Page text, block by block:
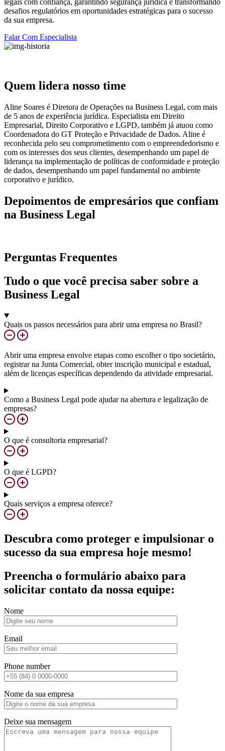
legais com confiança, garantindo segurança jurídica e transformando
desafios regulatórios em oportunidades estratégicas para o sucesso
da sua empresa.
Falar Com Especialista
Quem lidera nosso time
Aline Soares é Diretora de Operações na Business Legal, com mais
de 5 anos de experiência jurídica. Especialista em Direito
Empresarial, Direito Corporativo e LGPD, também já atuou como
Coordenadora do GT Proteção e Privacidade de Dados. Aline é
reconhecida pelo seu comprometimento com o empreendedorismo e
com os interesses dos seus clientes, desempenhando um papel de
liderança na implementação de políticas de conformidade e proteção
de dados, desempenhando um papel fundamental no ambiente
corporativo e jurídico.
Depoimentos de empresários que confiam
na Business Legal
Perguntas Frequentes
Tudo o que você precisa saber sobre a
Business Legal
Quais os passos necessários para abrir uma empresa no Brasil?
Abrir uma empresa envolve etapas como escolher o tipo societário,
registrar na Junta Comercial, obter inscrição municipal e estadual,
além de licenças específicas dependendo da atividade empresarial.
Como a Business Legal pode ajudar na abertura e legalização de
empresas?
O que é consultoria empresarial?
O que é LGPD?
Quais serviços a empresa oferece?
Descubra como proteger e impulsionar o
sucesso da sua empresa hoje mesmo!
Preencha o formulário abaixo para
solicitar contato da nossa equipe:
Nome
Email
Phone number
Nome da sua empresa
Deixe sua mensagem